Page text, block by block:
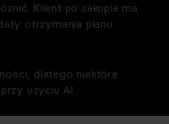
Klient po zakupie ma
otrzymania planu.
dlatego niektóre
użyciu AI.